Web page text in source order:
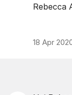
Rebecca
18 Apr